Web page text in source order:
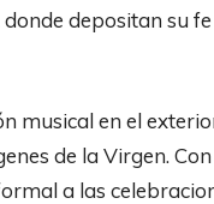
depositan su
musical en el
de la Virgen.
a las